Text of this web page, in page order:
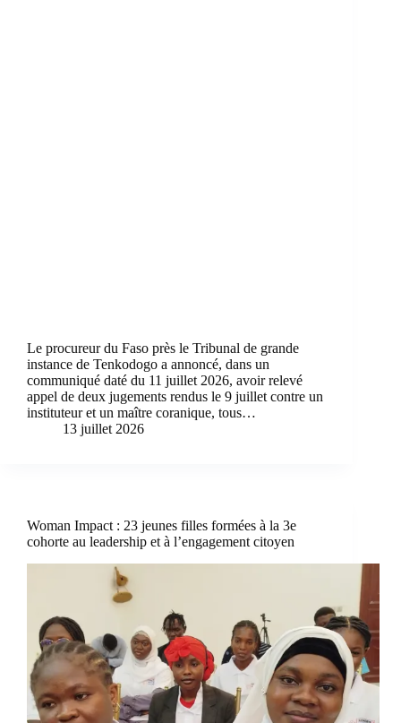
Le procureur du Faso près le Tribunal de grande
instance de Tenkodogo a annoncé, dans un
communiqué daté du 11 juillet 2026, avoir relevé
appel de deux jugements rendus le 9 juillet contre un
instituteur et un maître coranique, tous…
13 juillet 2026
Woman Impact : 23 jeunes filles formées à la 3e
cohorte au leadership et à l’engagement citoyen